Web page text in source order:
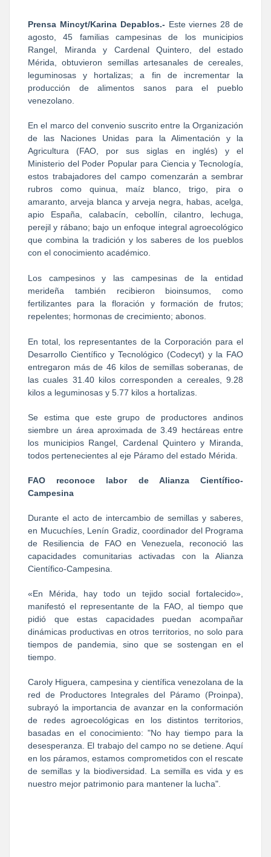
Prensa Mincyt/Karina Depablos.- Este viernes 28 de
agosto, 45 familias campesinas de los municipios
Rangel, Miranda y Cardenal Quintero, del estado
Mérida, obtuvieron semillas artesanales de cereales,
leguminosas y hortalizas; a fin de incrementar la
producción de alimentos sanos para el pueblo
venezolano.
En el marco del convenio suscrito entre la Organización
de las Naciones Unidas para la Alimentación y la
Agricultura (FAO, por sus siglas en inglés) y el
Ministerio del Poder Popular para Ciencia y Tecnología,
estos trabajadores del campo comenzarán a sembrar
rubros como quinua, maíz blanco, trigo, pira o
amaranto, arveja blanca y arveja negra, habas, acelga,
apio España, calabacín, cebollín, cilantro, lechuga,
perejil y rábano; bajo un enfoque integral agroecológico
que combina la tradición y los saberes de los pueblos
con el conocimiento académico.
Los campesinos y las campesinas de la entidad
merideña también recibieron bioinsumos, como
fertilizantes para la floración y formación de frutos;
repelentes; hormonas de crecimiento; abonos.
En total, los representantes de la Corporación para el
Desarrollo Científico y Tecnológico (Codecyt) y la FAO
entregaron más de 46 kilos de semillas soberanas, de
las cuales 31.40 kilos corresponden a cereales, 9.28
kilos a leguminosas y 5.77 kilos a hortalizas.
Se estima que este grupo de productores andinos
siembre un área aproximada de 3.49 hectáreas entre
los municipios Rangel, Cardenal Quintero y Miranda,
todos pertenecientes al eje Páramo del estado Mérida.
FAO reconoce labor de Alianza Científico-
Campesina
Durante el acto de intercambio de semillas y saberes,
en Mucuchíes, Lenín Gradiz, coordinador del Programa
de Resiliencia de FAO en Venezuela, reconoció las
capacidades comunitarias activadas con la Alianza
Científico-Campesina.
«En Mérida, hay todo un tejido social fortalecido»,
manifestó el representante de la FAO, al tiempo que
pidió que estas capacidades puedan acompañar
dinámicas productivas en otros territorios, no solo para
tiempos de pandemia, sino que se sostengan en el
tiempo.
Caroly Higuera, campesina y científica venezolana de la
red de Productores Integrales del Páramo (Proinpa),
subrayó la importancia de avanzar en la conformación
de redes agroecológicas en los distintos territorios,
basadas en el conocimiento: "No hay tiempo para la
desesperanza. El trabajo del campo no se detiene. Aquí
en los páramos, estamos comprometidos con el rescate
de semillas y la biodiversidad. La semilla es vida y es
nuestro mejor patrimonio para mantener la lucha".